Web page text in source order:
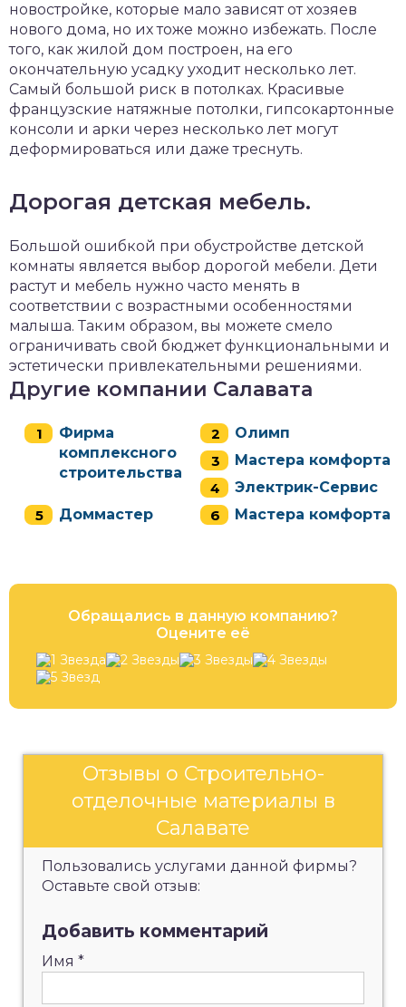
новостройке, которые мало зависят от хозяев
нового дома, но их тоже можно избежать. После
того, как жилой дом построен, на его
окончательную усадку уходит несколько лет.
Самый большой риск в потолках. Красивые
французские натяжные потолки, гипсокартонные
консоли и арки через несколько лет могут
деформироваться или даже треснуть.
Дорогая детская мебель.
Большой ошибкой при обустройстве детской
комнаты является выбор дорогой мебели. Дети
растут и мебель нужно часто менять в
соответствии с возрастными особенностями
малыша. Таким образом, вы можете смело
ограничивать свой бюджет функциональными и
эстетически привлекательными решениями.
Другие компании Салавата
Фирма
комплексного
строительства
Олимп
Мастера комфорта
Электрик-Сервис
Доммастер
Мастера комфорта
Обращались в данную компанию?
Оцените её
Отзывы о Строительно-
отделочные материалы в
Салавате
Пользовались услугами данной фирмы?
Оставьте свой отзыв:
Добавить комментарий
Имя *